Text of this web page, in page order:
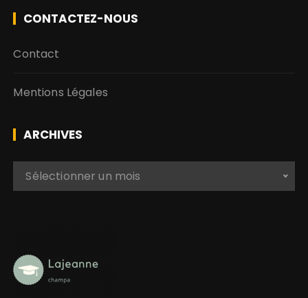
CONTACTEZ-NOUS
Contact
Mentions Légales
ARCHIVES
v
e
Sélectionner un mois